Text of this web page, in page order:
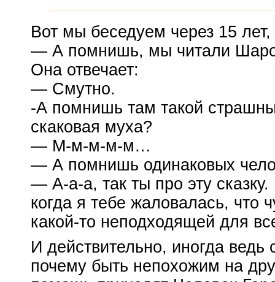
Вот мы беседуем через 15
— А помнишь, мы читали
Она отвечает:
— Смутно.
-А помнишь там такой
скаковая муха?
— М-м-м-м-м…
— А помнишь одинаковых
— А-а-а, так ты про эту
когда я тебе жаловалась, что
какой-то неподходящей для
И действительно, иногда
почему быть непохожим на